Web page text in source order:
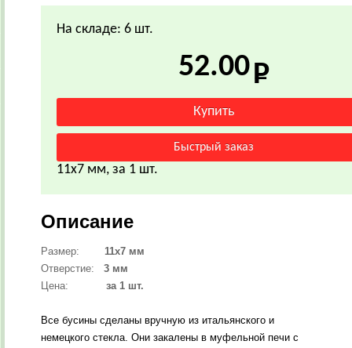
На складе: 6 шт.
52.00
11х7 мм, за 1 шт.
Описание
Размер: 11х7 мм
Отверстие: 3 мм
Цена: за 1 шт.
Все бусины сделаны вручную из итальянского и
немецкого стекла. Они закалены в муфельной печи с